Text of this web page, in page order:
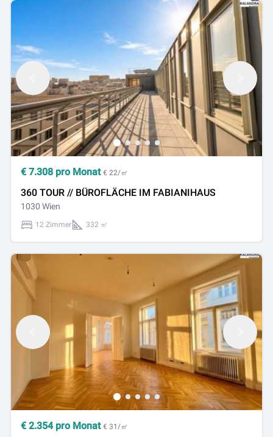
€ 7.308 pro Monat € 22/㎡
360 TOUR // BÜROFLÄCHE IM FABIANIHAUS
1030 Wien
12 Zimmer 332 ㎡
€ 2.354pro Monat € 31/㎡